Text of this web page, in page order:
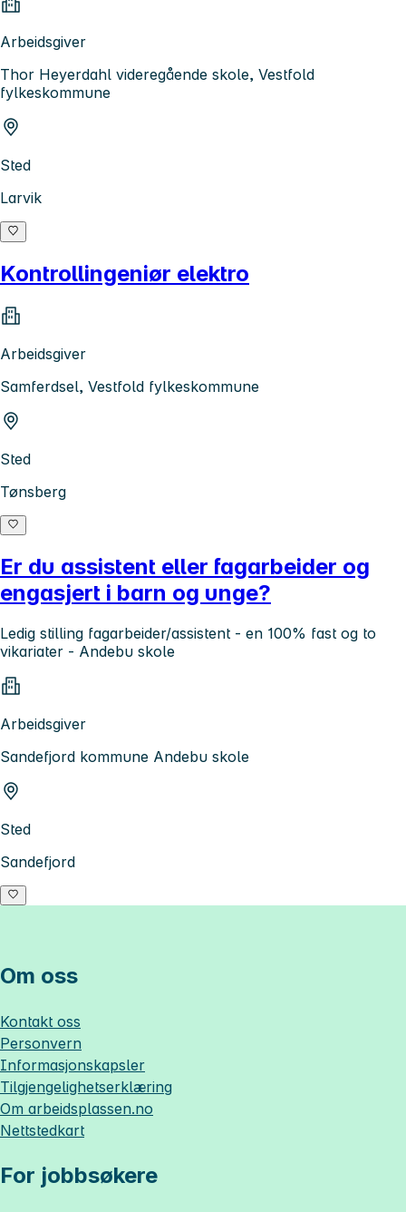
Arbeidsgiver
Thor Heyerdahl videregående skole, Vestfold
fylkeskommune
Sted
Larvik
Kontrollingeniør elektro
Arbeidsgiver
Samferdsel, Vestfold fylkeskommune
Sted
Tønsberg
Er du assistent eller fagarbeider og
engasjert i barn og unge?
Ledig stilling fagarbeider/assistent - en 100% fast og to
vikariater - Andebu skole
Arbeidsgiver
Sandefjord kommune Andebu skole
Sted
Sandefjord
Om oss
Kontakt oss
Personvern
Informasjonskapsler
Tilgjengelighetserklæring
Om arbeidsplassen.no
Nettstedkart
For jobbsøkere